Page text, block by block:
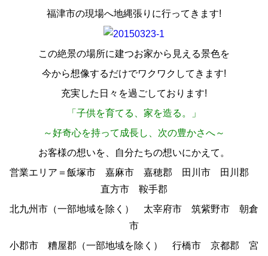
福津市の現場へ地縄張りに行ってきます!
この絶景の場所に建つお家から見える景色を
今から想像するだけでワクワクしてきます!
充実した日々を過ごしております!
「 子供を育てる、家を造る 。」
～好奇心を持って成長し、次の豊かさへ～
お客様の想いを、自分たちの想いにかえて。
営業エリア＝飯塚市 嘉麻市 嘉穂郡 田川市 田川郡
直方市 鞍手郡
北九州市（一部地域を除く） 太宰府市 筑紫野市 朝倉
市
小郡市 糟屋郡（一部地域を除く） 行橋市 京都郡 宮